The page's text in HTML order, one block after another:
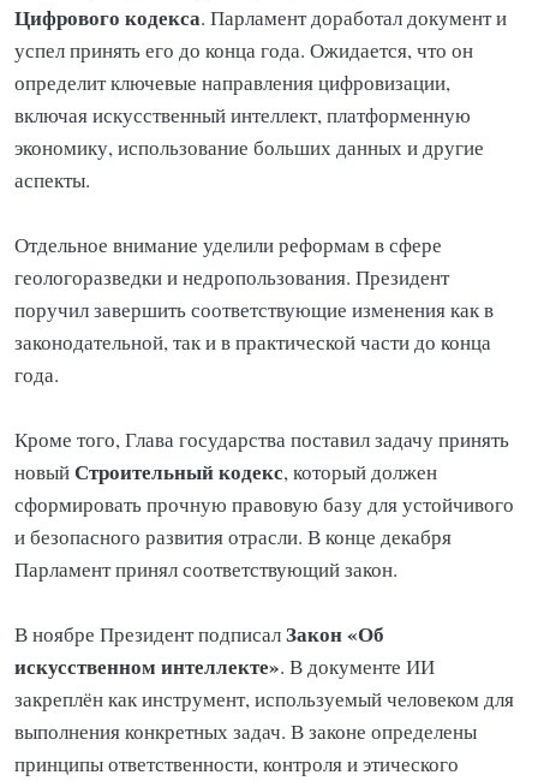
Цифрового кодекса. Парламент доработал документ и
успел принять его до конца года. Ожидается, что он
определит ключевые направления цифровизации,
включая искусственный интеллект, платформенную
экономику, использование больших данных и другие
аспекты.
Отдельное внимание уделили реформам в сфере
геологоразведки и недропользования. Президент
поручил завершить соответствующие изменения как в
законодательной, так и в практической части до конца
года.
Кроме того, Глава государства поставил задачу принять
новыйСтроительный кодекс, который должен
сформировать прочную правовую базу для устойчивого
и безопасного развития отрасли. В конце декабря
Парламент принял соответствующий закон.
В ноябре Президент подписалЗакон «Об
искусственном интеллекте». В документе ИИ
закреплён как инструмент, используемый человеком для
выполнения конкретных задач. В законе определены
принципы ответственности, контроля и этического